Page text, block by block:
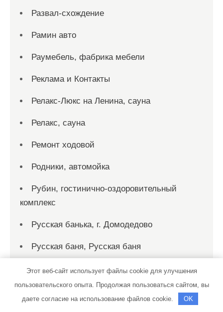
Развал-схождение
Рамин авто
Раумебель, фабрика мебели
Реклама и Контакты
Релакс-Люкс на Ленина, сауна
Релакс, сауна
Ремонт ходовой
Родники, автомойка
Рубин, гостинично-оздоровительный
комплекс
Русская банька, г. Домодедово
Русская баня, Русская баня
Русский финн, баня-сауна
Рыбка, сауна
Этот веб-сайт использует файлы cookie для улучшения
пользовательского опыта. Продолжая пользоваться сайтом, вы
даете согласие на использование файлов cookie.
OK